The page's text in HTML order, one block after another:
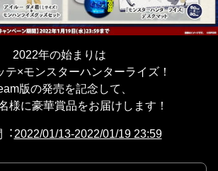
2022年の始まりは
テ×モンスターハンターライズ！
版の発売を記念して、
様に豪華賞品をお届けします！
2022/01/13-2022/01/19 23:59